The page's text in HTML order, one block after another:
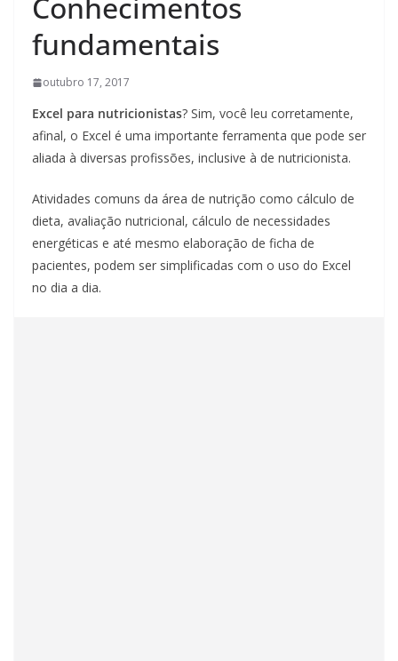
fundamentais
outubro 17, 2017
Excel para nutricionistas? Sim, você leu corretamente,
afinal, o Excel é uma importante ferramenta que pode ser
aliada à diversas profissões, inclusive à de nutricionista.
Atividades comuns da área de nutrição como cálculo de
dieta, avaliação nutricional, cálculo de necessidades
energéticas e até mesmo elaboração de ficha de
pacientes, podem ser simplificadas com o uso do Excel
no dia a dia.